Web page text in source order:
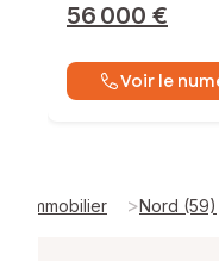
56 000 €
Voir le
Immobilier >Nord (59)